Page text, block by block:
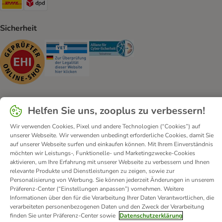
Sicherheit
Security Security
Kontakt Versandkosten und Lieferzeit
Allgemeine Geschäftsbedingungen
Digital Services Act
Vertrag widerrufen
Entsorgungs- und Umweltbestimmungen
Zahlungsarten
Über uns Partnerprogramme
Corporate Website
Datenschutz Erklärung zur Barrierefreiheit
© zooplus SE2026
Helfen Sie uns, zooplus zu verbessern!
Wir verwenden Cookies, Pixel und andere Technologien (“Cookies”) auf
unserer Webseite. Wir verwenden unbedingt erforderliche Cookies, damit Sie
auf unserer Webseite surfen und einkaufen können. Mit Ihrem Einverständnis
möchten wir Leistungs-, Funktionelle- und Marketingzwecke-Cookies
aktivieren, um Ihre Erfahrung mit unserer Webseite zu verbessern und Ihnen
relevante Produkte und Dienstleistungen zu zeigen, sowie zur
Personalisierung von Werbung. Sie können jederzeit Änderungen in unserem
Präferenz-Center (“Einstellungen anpassen”) vornehmen. Weitere
Informationen über den für die Verarbeitung Ihrer Daten Verantwortlichen, die
verarbeiteten personenbezogenen Daten und den Zweck der Verarbeitung
finden Sie unter Präferenz-Center sowie Datenschutzerklärung